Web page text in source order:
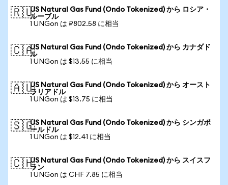
🇷🇺US Natural Gas Fund (Ondo Tokenized) から ロシア・
ルーブル
1 UNGon は ₽802.58 に相当
🇨🇦US Natural Gas Fund (Ondo Tokenized) から カナダド
ル
1 UNGon は $13.55 に相当
🇦🇺US Natural Gas Fund (Ondo Tokenized) から オースト
ラリアドル
1 UNGon は $13.75 に相当
🇸🇬US Natural Gas Fund (Ondo Tokenized) から シンガポ
ールドル
1 UNGon は $12.41 に相当
🇨🇭US Natural Gas Fund (Ondo Tokenized) から スイスフ
ラン
1 UNGon は CHF 7.85 に相当